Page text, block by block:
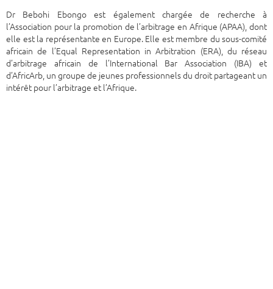
Dr Bebohi Ebongo est également chargée de recherche à
l’Association pour la promotion de l’arbitrage en Afrique (APAA), dont
elle est la représentante en Europe. Elle est membre du sous-comité
africain de l’Equal Representation in Arbitration (ERA), du réseau
d’arbitrage africain de l’International Bar Association (IBA) et
d’AfricArb, un groupe de jeunes professionnels du droit partageant un
intérêt pour l’arbitrage et l’Afrique.